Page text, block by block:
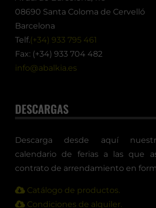
08690 Santa Coloma de Cervelló
Barcelona
Telf. (+34) 933 795 461
Fax: (+34) 933 704 482
info@abalkia.es
DESCARGAS
Descarga desde aquí
calendario de ferias a las que
contrato de arrendamiento en
Catálogo de productos.
Condiciones de alquiler.